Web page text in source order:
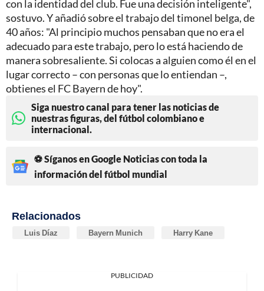
con la identidad del club. Fue una decisión inteligente",
sostuvo. Y añadió sobre el trabajo del timonel belga, de
40 años: "Al principio muchos pensaban que no era el
adecuado para este trabajo, pero lo está haciendo de
manera sobresaliente. Si colocas a alguien como él en el
lugar correcto – con personas que lo entiendan –,
obtienes el FC Bayern de hoy".
Siga nuestro canal para tener las noticias de
nuestras figuras, del fútbol colombiano e
internacional.
⚽ Síganos en Google Noticias con toda la
información del fútbol mundial
Relacionados
Luis Díaz Bayern Munich Harry Kane
PUBLICIDAD